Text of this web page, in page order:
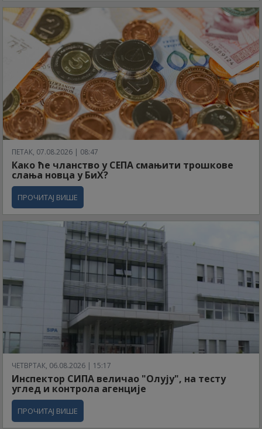
ПЕТАК, 07.08.2026 | 08:47
Како ће чланство у СЕПА смањити трошкове
слања новца у БиХ?
ПРОЧИТАЈ ВИШЕ
ЧЕТВРТАК, 06.08.2026 | 15:17
Инспектор СИПА величао "Олују", на тесту
углед и контрола агенције
ПРОЧИТАЈ ВИШЕ